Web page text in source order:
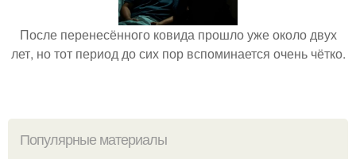
После перенесённого ковида прошло уже около двух
лет, но тот период до сих пор вспоминается очень чётко.
Популярные материалы